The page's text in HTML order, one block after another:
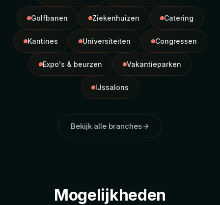
Golfbanen Ziekenhuizen Catering
Kantines Universiteiten Congressen
Expo's & beurzen Vakantieparken
IJssalons
Bekijk alle branches
Mogelijkheden